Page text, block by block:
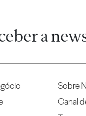
a
Sobre
Canal